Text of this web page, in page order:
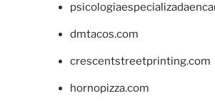
dmtacos.com
crescentstreetprinting.com
hornopizza.com